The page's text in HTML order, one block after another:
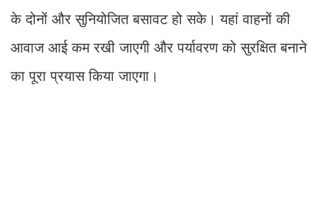
के दोनों और सुनियोजित बसावट हो सके। यहां वाहनों की
आवाज आई कम रखी जाएगी और पर्यावरण को सुरक्षित बनाने
का पूरा प्रयास किया जाएगा।